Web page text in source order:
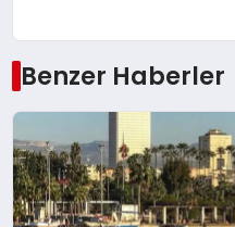
Benzer Haberler